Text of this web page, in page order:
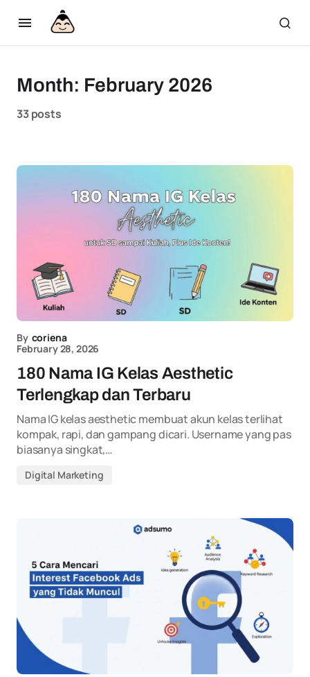
Month: February 2026
33 posts
By coriena
February 28, 2026
180 Nama IG Kelas Aesthetic
Terlengkap dan Terbaru
Nama IG kelas aesthetic membuat akun kelas terlihat
kompak, rapi, dan gampang dicari. Username yang pas
biasanya singkat,…
Digital Marketing